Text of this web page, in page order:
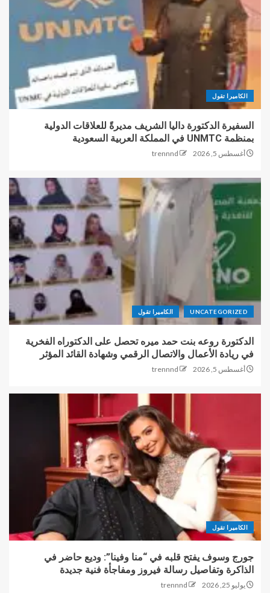
الكاميرا تقول
السفيرة الدكتورة داليا الشريف مديرةً للعلاقات الدولية
بمنظمة UNMTC في المملكة العربية السعودية
أغسطس 5, 2026 trennnd
UNCATEGORIZED الكاميرا تقول
الدكتورة روعه بنت حمد ميره تحصل على الدكتوراه الفخرية
في ريادة الأعمال والاتصال الرقمي وشهادة القائد المؤثر
أغسطس 5, 2026 trennnd
الكاميرا تقول
جورج وسوف يفتح قلبه في “منا وفينا”: وديع حاضر في
الذاكرة وتفاصيل رسالة فيروز ومفاجأة فنية جديدة
يوليو 25, 2026 trennnd